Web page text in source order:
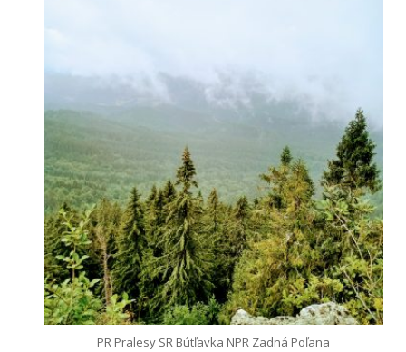
PR Pralesy SR Bútľavka NPR Zadná Poľana